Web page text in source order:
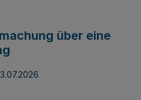
über eine